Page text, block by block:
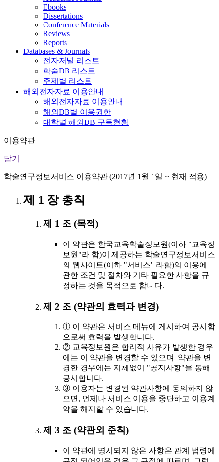
Ebooks
Dissertations
Conference Materials
Reviews
Reports
Databases & Journals
전자저널 리스트
학술DB 리스트
주제별 리스트
해외전자자료 이용안내
해외전자자료 이용안내
해외DB별 이용권한
대학별 해외DB 구독현황
이용약관
닫기
학술연구정보서비스 이용약관 (2017년 1월 1일 ~ 현재 적용)
제 1 장 총칙
제 1 조 (목적)
이 약관은 한국교육학술정보원(이하 "교육정
보원"라 함)이 제공하는 학술연구정보서비스
의 웹사이트(이하 "서비스" 라함)의 이용에
관한 조건 및 절차와 기타 필요한 사항을 규
정하는 것을 목적으로 합니다.
제 2 조 (약관의 효력과 변경)
① 이 약관은 서비스 메뉴에 게시하여 공시함
으로써 효력을 발생합니다.
② 교육정보원은 합리적 사유가 발생한 경우
에는 이 약관을 변경할 수 있으며, 약관을 변
경한 경우에는 지체없이 "공지사항"을 통해
공시합니다.
③ 이용자는 변경된 약관사항에 동의하지 않
으면, 언제나 서비스 이용을 중단하고 이용계
약을 해지할 수 있습니다.
제 3 조 (약관외 준칙)
이 약관에 명시되지 않은 사항은 관계 법령에